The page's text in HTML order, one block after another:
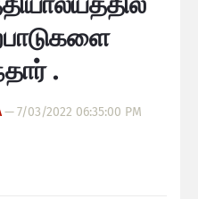
.
—7/03/2022 06:35:00 PM